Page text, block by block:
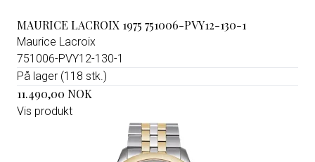
MAURICE LACROIX 1975 751006-PVY12-130-1
Maurice Lacroix
751006-PVY12-130-1
På lager (118 stk.)
11.490,00 NOK
Vis produkt